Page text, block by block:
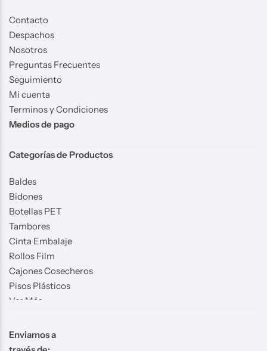
Contacto
Despachos
Nosotros
Preguntas Frecuentes
Seguimiento
Mi cuenta
Terminos y Condiciones
Medios de pago
Categorías de Productos
Baldes
Bidones
Botellas PET
Tambores
Cinta Embalaje
Rollos Film
Cajones Cosecheros
Pisos Plásticos
Ver Más
Enviamos a